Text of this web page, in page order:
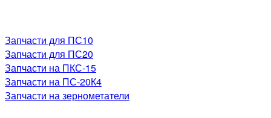
Запчасти для ПС10
Запчасти для ПС20
Запчасти на ПКС-15
Запчасти на ПС-20К4
Запчасти на зернометатели